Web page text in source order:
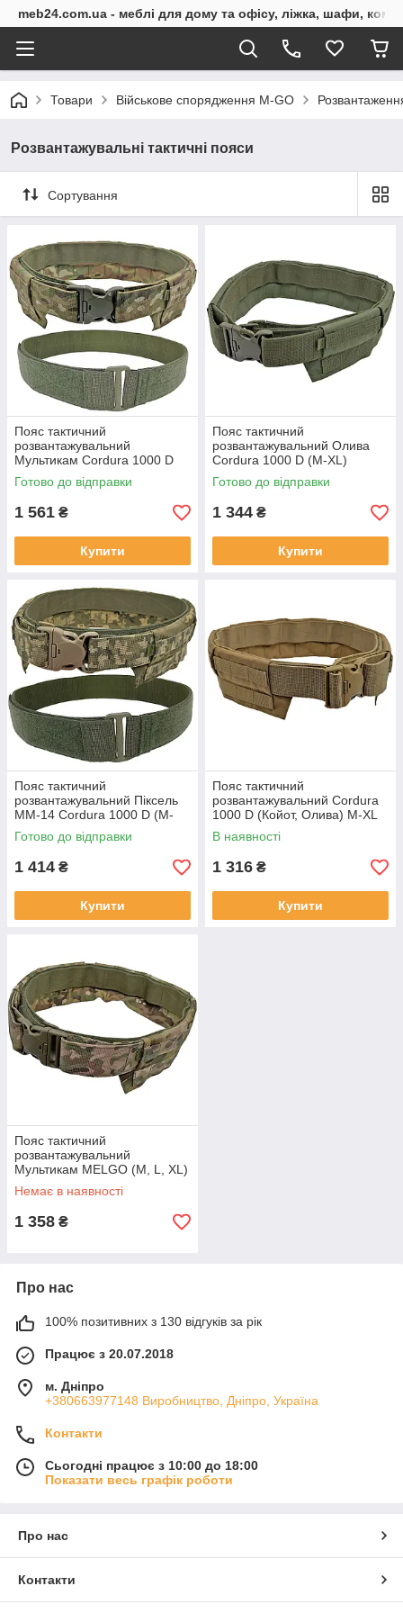
meb24.com.ua - меблі для дому та офісу, ліжка, шафи,
Товари Військове спорядження M-GO
Розвантажувальні тактичні пояси
Сортування
Пояс тактичний
розвантажувальний
Мультикам Cordura 1000 D
MELGO (M, L, XL)
Готово до відправки
1 561 ₴
Купити
Пояс тактичний
розвантажувальний Олива
Cordura 1000 D (M-ХL)
MELGO
Готово до відправки
1 344 ₴
Купити
Пояс тактичний
розвантажувальний Піксель
MM-14 Cordura 1000 D (M-
ХL) MELGO
Готово до відправки
1 414 ₴
Купити
Пояс тактичний
розвантажувальний Cordura
1000 D (Койот, Олива) M-ХL
MELGO
В наявності
1 316 ₴
Купити
Пояс тактичний
розвантажувальний
Мультикам MELGO (M, L, XL)
Немає в наявності
1 358 ₴
Про нас
100% позитивних з 130 відгуків за рік
Працює з 20.07.2018
м. Дніпро
+380663977148 Виробництво, Дніпро, Україна
Контакти
Сьогодні працює з 10:00 до 18:00
Показати весь графік роботи
Про нас
Контакти